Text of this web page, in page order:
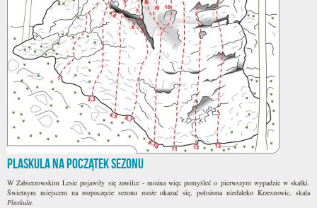
Plaskula na początek sezonu
W Zabierzowskim Lesie pojawiły się zawilce - można więc pomyśleć o pierwszym wypadzie w skałki.
Świetnym miejscem na rozpoczęcie sezonu może okazać się, położona niedaleko Krzeszowic, skała
Plaskula.